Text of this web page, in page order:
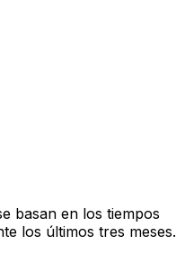
basan en los tiempos
los últimos tres meses.